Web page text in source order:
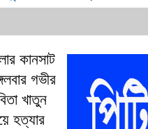
কানসাট
গভীর
খাতুন
হত্যার